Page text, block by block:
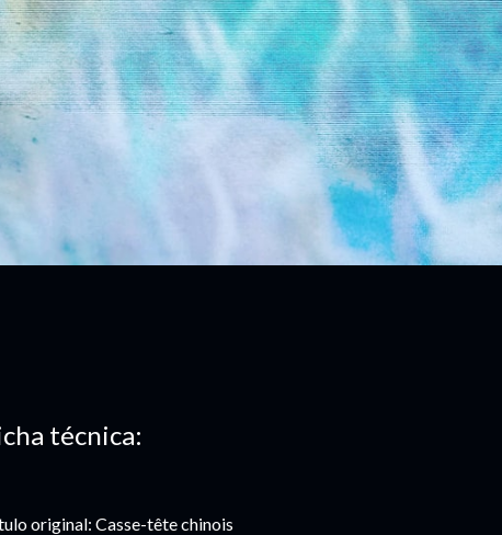
técnica:
original: Casse-tête chinois